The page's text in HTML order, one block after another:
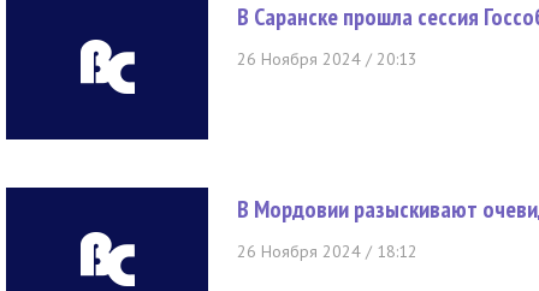
В Саранске прошла сессия
26 Ноября 2024 / 20:13
В Мордовии разыскивают
26 Ноября 2024 / 18:12